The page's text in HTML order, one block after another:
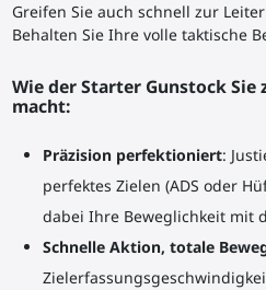
Greifen Sie auch schnell zur
Behalten Sie Ihre volle taktische
Wie der Starter Gunstock Sie
macht:
Präzision perfektioniert:
perfektes Zielen (ADS oder
dabei Ihre Beweglichkeit mit
Schnelle Aktion, totale